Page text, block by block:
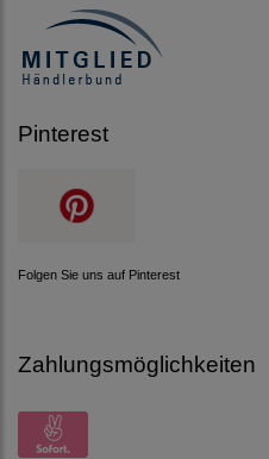
Pinterest
Folgen Sie uns auf Pinterest
Zahlungsmöglichkeiten